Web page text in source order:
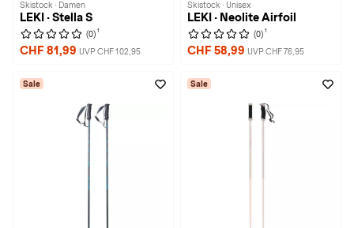
Skistock · Damen
LEKI · Stella S
(0) 1
CHF 81,99 UVP CHF 102,95
Skistock · Unisex
LEKI · Neolite Airfoil
(0) 1
CHF 58,99 UVP CHF 76,95
Sale Sale